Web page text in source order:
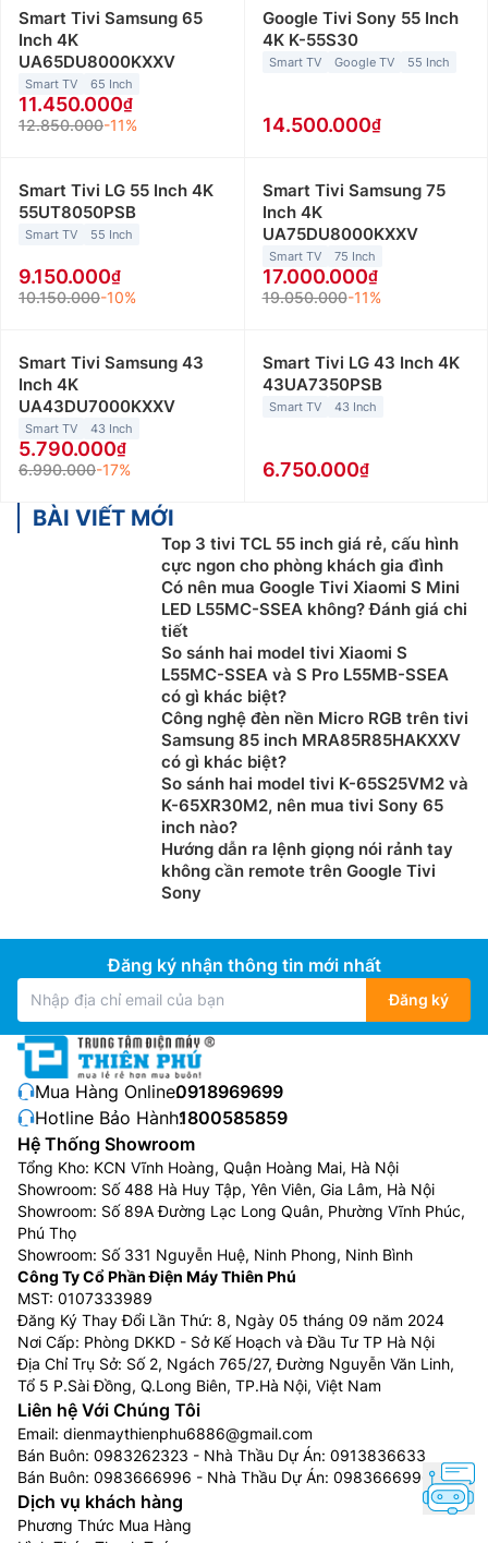
Smart Tivi Samsung 65
Inch 4K
UA65DU8000KXXV
Smart TV 65 Inch
11.450.000
12.850.000-11%
Google Tivi Sony 55 Inch
4K K-55S30
Smart TV Google TV 55 Inch
14.500.000
Smart Tivi LG 55 Inch 4K
55UT8050PSB
Smart TV 55 Inch
9.150.000
10.150.000-10%
Smart Tivi Samsung 75
Inch 4K
UA75DU8000KXXV
Smart TV 75 Inch
17.000.000
19.050.000-11%
Smart Tivi Samsung 43
Inch 4K
UA43DU7000KXXV
Smart TV 43 Inch
5.790.000
6.990.000-17%
Smart Tivi LG 43 Inch 4K
43UA7350PSB
Smart TV 43 Inch
6.750.000
BÀI VIẾT MỚI
Top 3 tivi TCL 55 inch giá rẻ, cấu hình
cực ngon cho phòng khách gia đình
Có nên mua Google Tivi Xiaomi S Mini
LED L55MC-SSEA không? Đánh giá chi
tiết
So sánh hai model tivi Xiaomi S
L55MC-SSEA và S Pro L55MB-SSEA
có gì khác biệt?
Công nghệ đèn nền Micro RGB trên tivi
Samsung 85 inch MRA85R85HAKXXV
có gì khác biệt?
So sánh hai model tivi K-65S25VM2 và
K-65XR30M2, nên mua tivi Sony 65
inch nào?
Hướng dẫn ra lệnh giọng nói rảnh tay
không cần remote trên Google Tivi
Sony
Đăng ký nhận thông tin mới nhất
Đăng ký
Mua Hàng Online:0918969699
Hotline Bảo Hành:1800585859
Hệ Thống Showroom
Tổng Kho: KCN Vĩnh Hoàng, Quận Hoàng Mai, Hà Nội
Showroom: Số 488 Hà Huy Tập, Yên Viên, Gia Lâm, Hà Nội
Showroom: Số 89A Đường Lạc Long Quân, Phường Vĩnh Phúc,
Phú Thọ
Showroom: Số 331 Nguyễn Huệ, Ninh Phong, Ninh Bình
Công Ty Cổ Phần Điện Máy Thiên Phú
MST: 0107333989
Đăng Ký Thay Đổi Lần Thứ: 8, Ngày 05 tháng 09 năm 2024
Nơi Cấp: Phòng DKKD - Sở Kế Hoạch và Đầu Tư TP Hà Nội
Địa Chỉ Trụ Sở: Số 2, Ngách 765/27, Đường Nguyễn Văn Linh,
Tổ 5 P.Sài Đồng, Q.Long Biên, TP.Hà Nội, Việt Nam
Liên hệ Với Chúng Tôi
Email: dienmaythienphu6886@gmail.com
Bán Buôn: 0983262323 - Nhà Thầu Dự Án: 0913836633
Bán Buôn: 0983666996 - Nhà Thầu Dự Án: 0983666996
Dịch vụ khách hàng
Phương Thức Mua Hàng